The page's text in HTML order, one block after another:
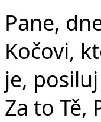
Pane,
Kočovi,
je,
Za to Tě,